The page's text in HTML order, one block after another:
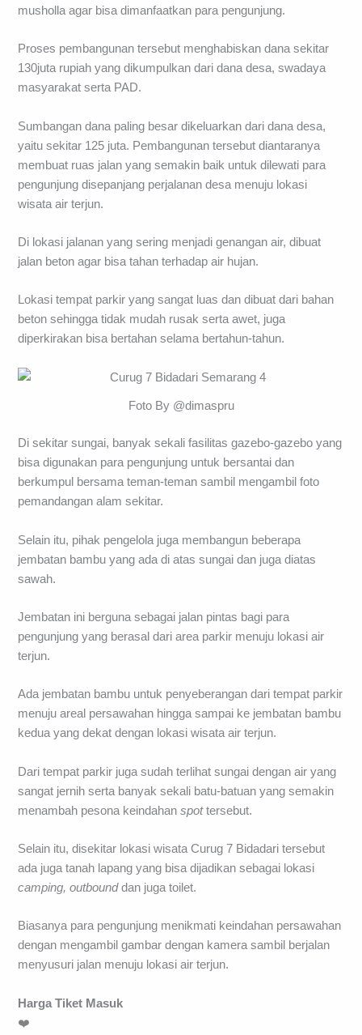
musholla agar bisa dimanfaatkan para pengunjung.
Proses pembangunan tersebut menghabiskan dana sekitar
130juta rupiah yang dikumpulkan dari dana desa, swadaya
masyarakat serta PAD.
Sumbangan dana paling besar dikeluarkan dari dana desa,
yaitu sekitar 125 juta. Pembangunan tersebut diantaranya
membuat ruas jalan yang semakin baik untuk dilewati para
pengunjung disepanjang perjalanan desa menuju lokasi
wisata air terjun.
Di lokasi jalanan yang sering menjadi genangan air, dibuat
jalan beton agar bisa tahan terhadap air hujan.
Lokasi tempat parkir yang sangat luas dan dibuat dari bahan
beton sehingga tidak mudah rusak serta awet, juga
diperkirakan bisa bertahan selama bertahun-tahun.
Foto By @dimaspru
Di sekitar sungai, banyak sekali fasilitas gazebo-gazebo yang
bisa digunakan para pengunjung untuk bersantai dan
berkumpul bersama teman-teman sambil mengambil foto
pemandangan alam sekitar.
Selain itu, pihak pengelola juga membangun beberapa
jembatan bambu yang ada di atas sungai dan juga diatas
sawah.
Jembatan ini berguna sebagai jalan pintas bagi para
pengunjung yang berasal dari area parkir menuju lokasi air
terjun.
Ada jembatan bambu untuk penyeberangan dari tempat parkir
menuju areal persawahan hingga sampai ke jembatan bambu
kedua yang dekat dengan lokasi wisata air terjun.
Dari tempat parkir juga sudah terlihat sungai dengan air yang
sangat jernih serta banyak sekali batu-batuan yang semakin
menambah pesona keindahanspottersebut.
Selain itu, disekitar lokasi wisata Curug 7 Bidadari tersebut
ada juga tanah lapang yang bisa dijadikan sebagai lokasi
camping, outbounddan juga toilet.
Biasanya para pengunjung menikmati keindahan persawahan
dengan mengambil gambar dengan kamera sambil berjalan
menyusuri jalan menuju lokasi air terjun.
Harga Tiket Masuk
❤️